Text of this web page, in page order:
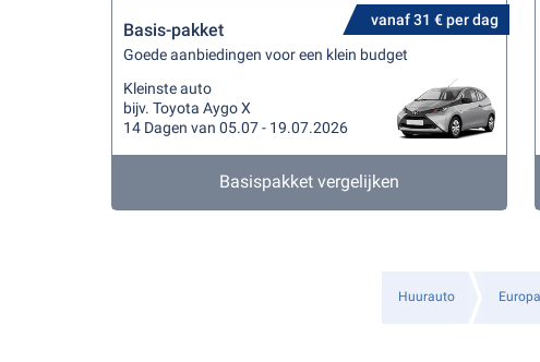
vanaf 31 € per dag
Basis-pakket
Goede aanbiedingen voor een klein budget
Kleinste auto
bijv. Toyota Aygo X
14 Dagen van 05.07 - 19.07.2026
Basispakket vergelijken
Huurauto Europa